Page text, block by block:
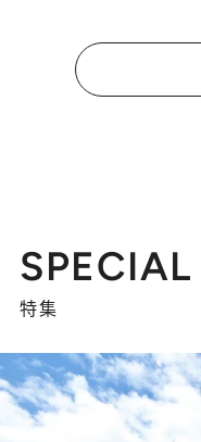
SPECIAL
特集